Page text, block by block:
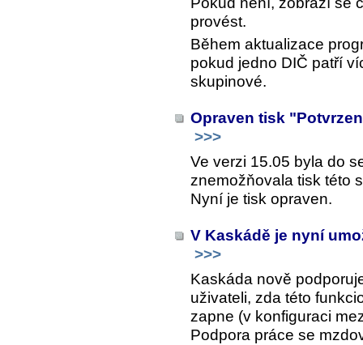
provést.
Během aktualizace
pokud jedno DIČ patří
skupinové.
Opraven tisk
>>>
Ve verzi 15.05 byla do
znemožňovala tisk této
Nyní je tisk opraven.
V Kaskádě je nyní
>>>
Kaskáda nově
uživateli, zda této
zapne (v konfiguraci
Podpora práce se